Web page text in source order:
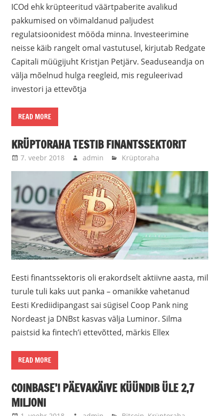
ICOd ehk krüpteeritud väärtpaberite avalikud
pakkumised on võimaldanud paljudest
regulatsioonidest mööda minna. Investeerimine
neisse käib rangelt omal vastutusel, kirjutab Redgate
Capitali müügijuht Kristjan Petjärv. Seaduseandja on
välja mõelnud hulga reegleid, mis reguleerivad
investori ja ettevõtja
READ MORE
KRÜPTORAHA TESTIB FINANTSSEKTORIT
7. veebr 2018 admin Krüptoraha
Eesti finantssektoris oli erakordselt aktiivne aasta, mil
turule tuli kaks uut panka – omanikke vahetanud
Eesti Krediidipangast sai sügisel Coop Pank ning
Nordeast ja DNBst kasvas välja Luminor. Silma
paistsid ka fintech’i ettevõtted, märkis Ellex
READ MORE
COINBASE’I PÄEVAKÄIVE KÜÜNDIB ÜLE 2,7
MILJONI